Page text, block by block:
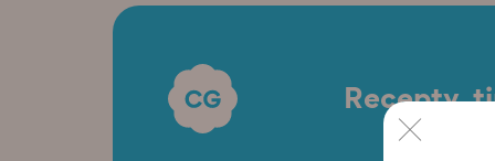
Recepty,
×